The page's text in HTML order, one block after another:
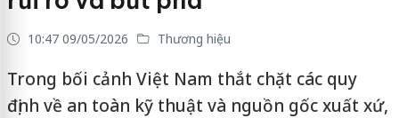
10:47 09/05/2026 Thương hiệu
Trong bối cảnh Việt Nam thắt chặt các quy
định về an toàn kỹ thuật và nguồn gốc xuất xứ,